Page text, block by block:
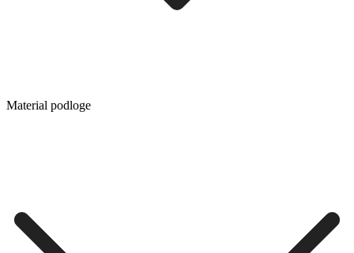
Material podloge